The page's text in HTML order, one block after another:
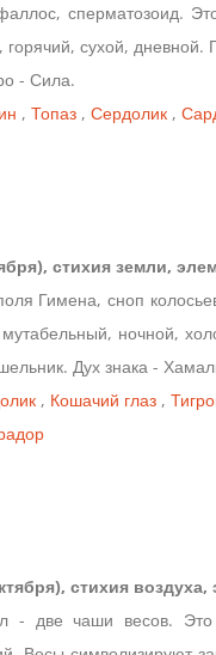
сперматозоид.
горячий, сухой,
- Сила.
, Топаз , Сердолик ,
стихия земли,
Гимена, сноп
ночной,
Дух знака -
, Кошачий глаз,
стихия
- две чаши весов. Это